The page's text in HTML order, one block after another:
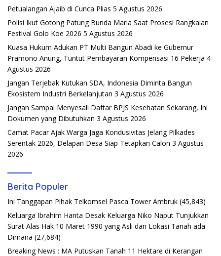
Petualangan Ajaib di Cunca Plias 5 Agustus 2026
Polisi Ikut Gotong Patung Bunda Maria Saat Prosesi Rangkaian
Festival Golo Koe 2026 5 Agustus 2026
Kuasa Hukum Adukan PT Multi Bangun Abadi ke Gubernur
Pramono Anung, Tuntut Pembayaran Kompensasi 16 Pekerja 4
Agustus 2026
Jangan Terjebak Kutukan SDA, Indonesia Diminta Bangun
Ekosistem Industri Berkelanjutan 3 Agustus 2026
Jangan Sampai Menyesal! Daftar BPJS Kesehatan Sekarang, Ini
Dokumen yang Dibutuhkan 3 Agustus 2026
Camat Pacar Ajak Warga Jaga Kondusivitas Jelang Pilkades
Serentak 2026, Delapan Desa Siap Tetapkan Calon 3 Agustus
2026
Berita Populer
Ini Tanggapan Pihak Telkomsel Pasca Tower Ambruk (45,843)
Keluarga Ibrahim Hanta Desak Keluarga Niko Naput Tunjukkan
Surat Alas Hak 10 Maret 1990 yang Asli dan Lokasi Tanah ada
Dimana (27,684)
Breaking News : MA Putuskan Tanah 11 Hektare di Kerangan